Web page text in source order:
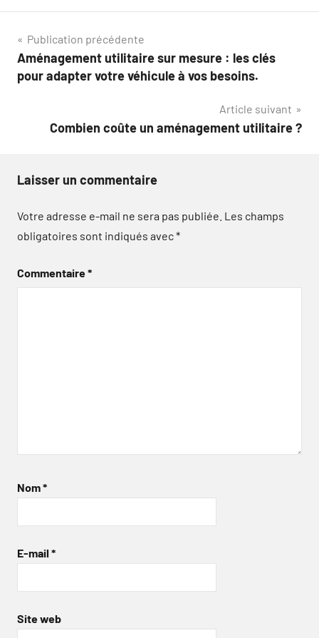
Navigation
de
Publication précédente
Aménagement utilitaire sur mesure : les clés
pour adapter votre véhicule à vos besoins.
Article suivant
Combien coûte un aménagement utilitaire ?
Laisser un commentaire
Votre adresse e-mail ne sera pas publiée. Les champs
obligatoires sont indiqués avec*
Commentaire*
Nom*
E-mail *
Site web